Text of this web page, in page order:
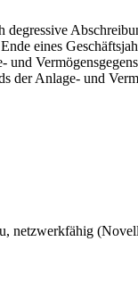
eines
Anlage- und
netzwerkfähig